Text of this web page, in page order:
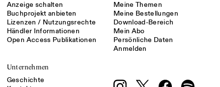
Anzeige schalten
Buchprojekt anbieten
Lizenzen / Nutzungsrechte
Händler Informationen
Open Access Publikationen
Meine Themen
Meine Bestellungen
Download-Bereich
Mein Abo
Persönliche Daten
Anmelden
Unternehmen
Geschichte